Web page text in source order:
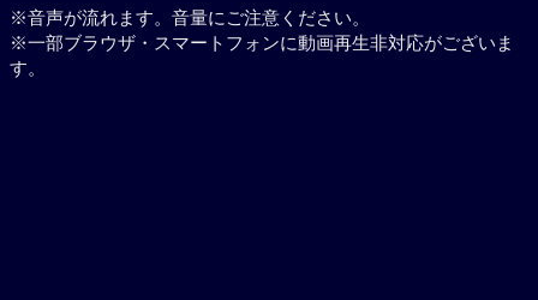
※音声が流れます。音量にご注意ください。
※一部ブラウザ・スマートフォンに動画再生非対応がございま
す。